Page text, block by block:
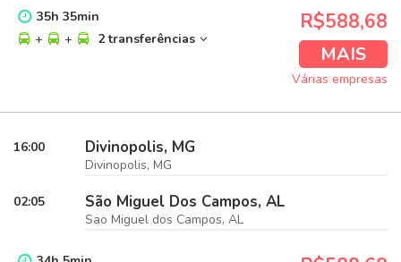
35h 35min
+
+ 2 transferências
R$588,68
MAIS
Várias empresas
16:00 Divinopolis, MG
Divinopolis, MG
02:05 São Miguel Dos Campos, AL
Sao Miguel dos Campos, AL